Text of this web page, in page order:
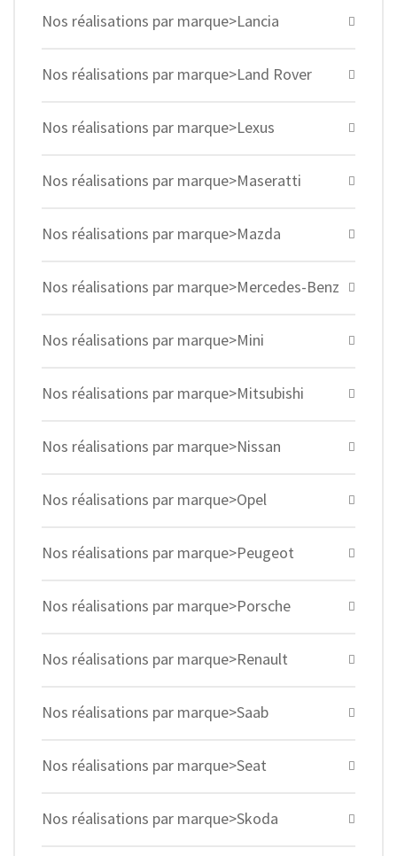
Nos réalisations par marque>Lancia
Nos réalisations par marque>Land Rover
Nos réalisations par marque>Lexus
Nos réalisations par marque>Maseratti
Nos réalisations par marque>Mazda
Nos réalisations par marque>Mercedes-Benz
Nos réalisations par marque>Mini
Nos réalisations par marque>Mitsubishi
Nos réalisations par marque>Nissan
Nos réalisations par marque>Opel
Nos réalisations par marque>Peugeot
Nos réalisations par marque>Porsche
Nos réalisations par marque>Renault
Nos réalisations par marque>Saab
Nos réalisations par marque>Seat
Nos réalisations par marque>Skoda